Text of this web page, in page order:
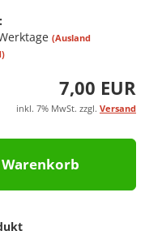
(Ausland
7,00 EUR
inkl. 7% MwSt. zzgl. Versand